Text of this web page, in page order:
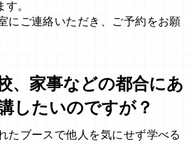
。
にご連絡いただき、ご予約をお願
、家事などの都合にあ
したいのですが？
たブースで他人を気にせず学べる